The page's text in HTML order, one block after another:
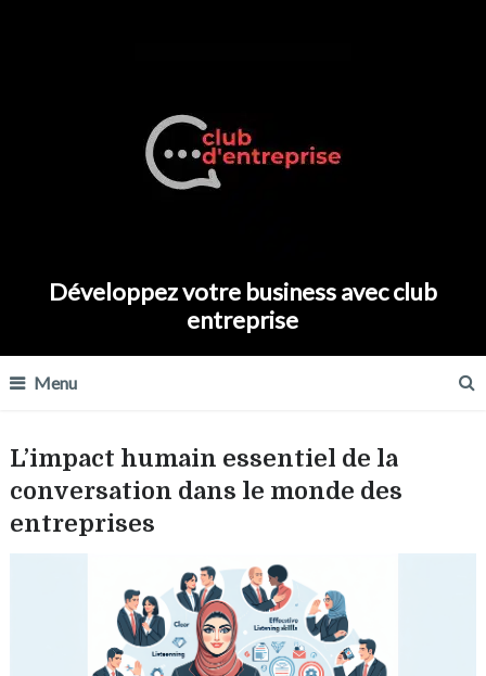
Développez votre business avec club
entreprise
Menu
L’impact humain essentiel de la
conversation dans le monde des
entreprises